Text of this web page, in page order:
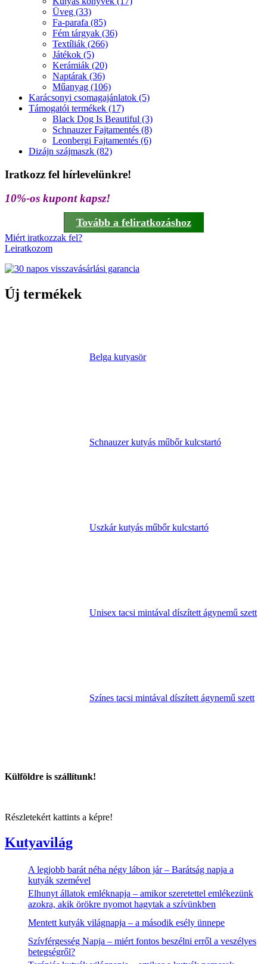
Üveg (33)
Fa-parafa (85)
Fém tárgyak (36)
Textíliák (266)
Játékok (5)
Kerámiák (20)
Naptárak (36)
Műanyag (106)
Karácsonyi csomagajánlatok (5)
Támogatói termékek (17)
Black Dog Is Beautiful (3)
Schnauzer Fajtamentés (8)
Leonbergi Fajtamentés (6)
Dizájn szájmaszk (82)
Iratkozz fel hírlevelünkre!
10%-os kupont kapsz!
Tovább a feliratkozáshoz
Miért iratkozzak fel?
Leiratkozom
Új termékek
Belga kutyasör
Schnauzer kutyás műbőr kulcstartó
Uszkár kutyás műbőr kulcstartó
Unisex tacsi mintával díszített ágynemű szett
Színes tacsi mintával díszített ágynemű szett
Külföldre is szállítunk!
Részletekért kattints a képre!
Kutyavilág
A legjobb barát néha négy lábon jár – Barátság napja a
kutyák szemével
Elhunyt állatok emléknapja – amikor szeretettel emlékezünk
azokra, akik örökre nyomot hagytak a szívünkben
Mentett kutyák világnapja – a második esély ünnepe
Szívférgesség Napja – miért fontos beszélni erről a veszélyes
betegségről?